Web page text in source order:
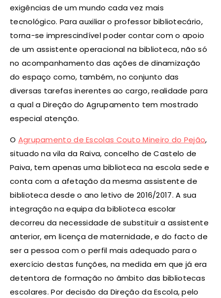
exigências de um mundo cada vez mais
tecnológico. Para auxiliar o professor bibliotecário,
torna-se imprescindível poder contar com o apoio
de um assistente operacional na biblioteca, não só
no acompanhamento das ações de dinamização
do espaço como, também, no conjunto das
diversas tarefas inerentes ao cargo, realidade para
a qual a Direção do Agrupamento tem mostrado
especial atenção.
O Agrupamento de Escolas Couto Mineiro do Pejão,
situado na vila da Raiva, concelho de Castelo de
Paiva, tem apenas uma biblioteca na escola sede e
conta com a afetação da mesma assistente de
biblioteca desde o ano letivo de 2016/2017. A sua
integração na equipa da biblioteca escolar
decorreu da necessidade de substituir a assistente
anterior, em licença de maternidade, e do facto de
ser a pessoa com o perfil mais adequado para o
exercício destas funções, na medida em que já era
detentora de formação no âmbito das bibliotecas
escolares. Por decisão da Direção da Escola, pelo